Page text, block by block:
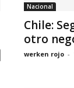
Nacional
Chile:
otro
werken rojo -